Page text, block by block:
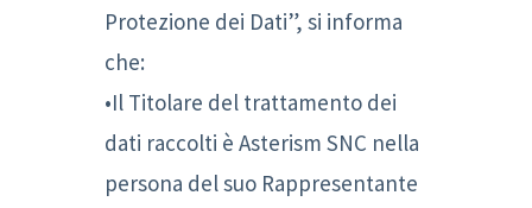
Protezione dei Dati”, si informa
che:
•Il Titolare del trattamento dei
dati raccolti è Asterism SNC nella
persona del suo Rappresentante